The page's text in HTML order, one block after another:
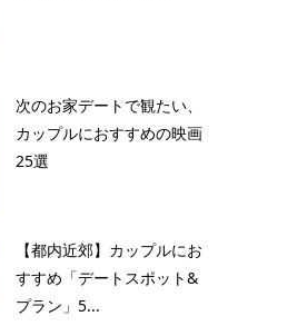
次のお家デートで観たい、
カップルにおすすめの映画
25選
【都内近郊】カップルにお
すすめ「デートスポット&
プラン」5...